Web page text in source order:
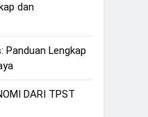
dan
Panduan Lengkap
DARI TPST